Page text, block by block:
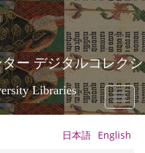
ー デジタルコレクシ
Libraries
Toggle
日本語 English